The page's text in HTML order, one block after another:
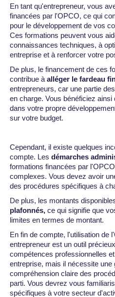
En tant qu'entrepreneur, vous
financées par l'OPCO, ce qui
pour le développement de vos
Ces formations peuvent vous
connaissances techniques, à
entreprise et à renforcer votre
De plus, le financement de ces
contribue à alléger le fardeau
entrepreneurs, car une partie
en charge. Vous bénéficiez
dans votre propre
sur votre budget.
Cependant, il existe quelques
compte. Les démarches
formations financées par
complexes. Vous devez avoir
des procédures spécifiques à
De plus, les montants
plafonnés, ce qui signifie que
limites en termes de montant.
En fin de compte, l'utilisation de
entrepreneur est un outil
compétences professionnelles
entreprise, mais il nécessite une
compréhension claire des
parti. Vous devrez vous
spécifiques à votre secteur